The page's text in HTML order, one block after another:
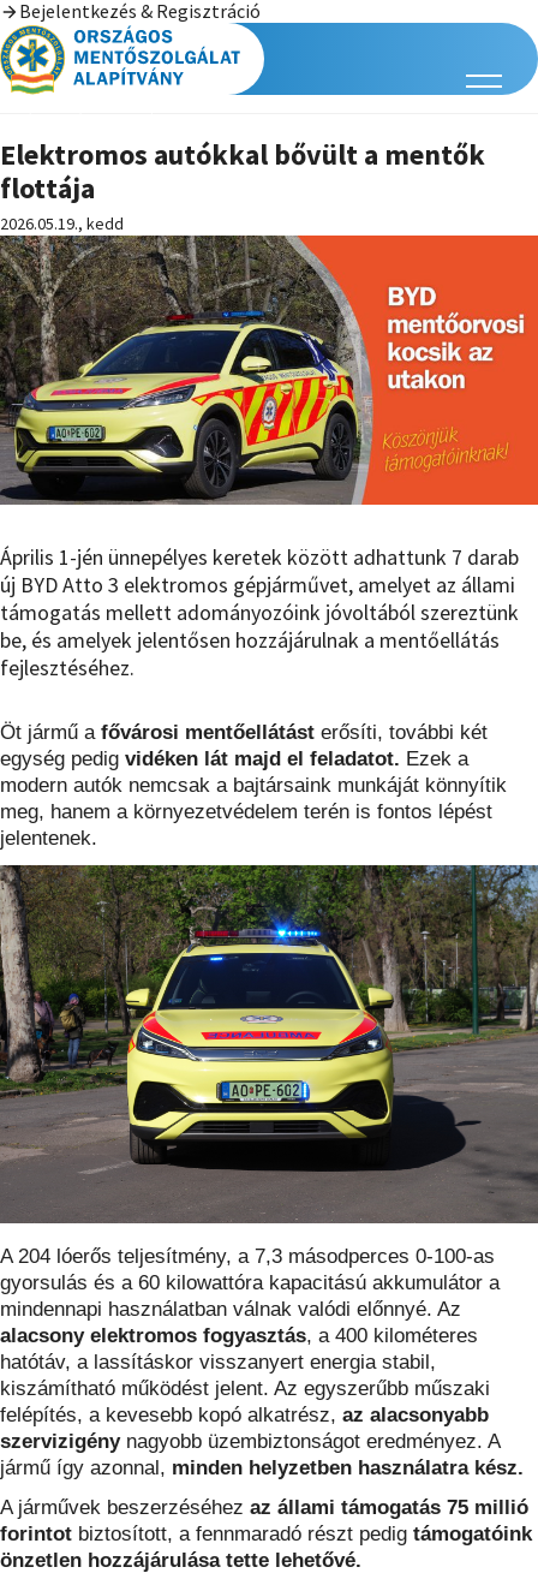
Bejelentkezés & Regisztráció
Elektromos autókkal bővült a mentők
flottája
2026.05.19., kedd
Április 1-jén ünnepélyes keretek között adhattunk 7 darab
új BYD Atto 3 elektromos gépjárművet, amelyet az állami
támogatás mellett adományozóink jóvoltából szereztünk
be, és amelyek jelentősen hozzájárulnak a mentőellátás
fejlesztéséhez.
Öt jármű a fővárosi mentőellátást erősíti, további két
egység pedig vidéken lát majd el feladatot. Ezek a
modern autók nemcsak a bajtársaink munkáját könnyítik
meg, hanem a környezetvédelem terén is fontos lépést
jelentenek.
A 204 lóerős teljesítmény, a 7,3 másodperces 0-100-as
gyorsulás és a 60 kilowattóra kapacitású akkumulátor a
mindennapi használatban válnak valódi előnnyé. Az
alacsony elektromos fogyasztás, a 400 kilométeres
hatótáv, a lassításkor visszanyert energia stabil,
kiszámítható működést jelent. Az egyszerűbb műszaki
felépítés, a kevesebb kopó alkatrész, az alacsonyabb
szervizigénynagyobb üzembiztonságot eredményez. A
jármű így azonnal, minden helyzetben használatra kész.
A járművek beszerzéséhez az állami támogatás 75 millió
forintot biztosított, a fennmaradó részt pedig támogatóink
önzetlen hozzájárulása tette lehetővé.